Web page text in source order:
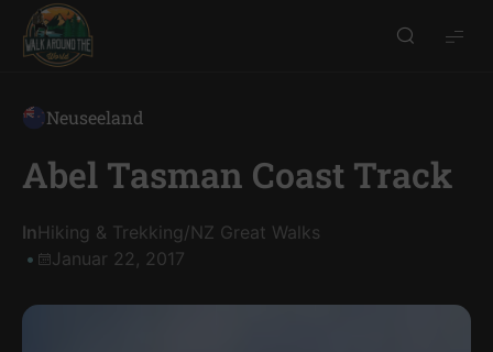
Walk
the
world
Neuseeland
Abel Tasman Coast Track
InHiking & Trekking/NZ Great Walks
Januar 22, 2017